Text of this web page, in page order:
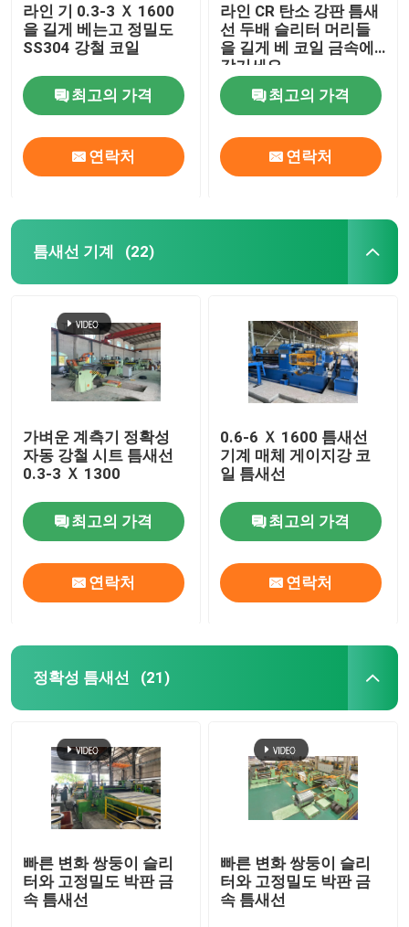
라인 기 0.3-3 Ｘ 1600
을 길게 베는고 정밀도
SS304 강철 코일
최고의 가격
연락처
라인 CR 탄소 강판 틈새
선 두배 슬리터 머리들
을 길게 베 코일 금속에
감기세요
최고의 가격
연락처
틈새선 기계 (22)
가벼운 계측기 정확성
자동 강철 시트 틈새선
0.3-3 Ｘ 1300
최고의 가격
연락처
0.6-6 Ｘ 1600 틈새선
기계 매체 게이지강 코
일 틈새선
최고의 가격
연락처
정확성 틈새선 (21)
빠른 변화 쌍둥이 슬리
터와 고정밀도 박판 금
속 틈새선
빠른 변화 쌍둥이 슬리
터와 고정밀도 박판 금
속 틈새선